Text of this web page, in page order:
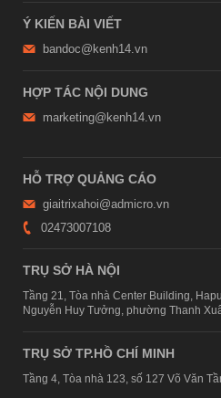
Ý KIẾN BÀI VIẾT
bandoc@kenh14.vn
HỢP TÁC NỘI DUNG
marketing@kenh14.vn
HỖ TRỢ QUẢNG CÁO
giaitrixahoi@admicro.vn
02473007108
TRỤ SỞ HÀ NỘI
Tầng 21, Tòa nhà Center Building,
Nguyễn Huy Tưởng, phường Thanh
TRỤ SỞ TP.HỒ CHÍ MINH
Tầng 4, Tòa nhà 123, số 127 Võ Văn